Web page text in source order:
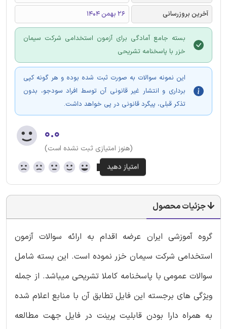
آخرین بروزرسانی
26 بهمن 1404
بسته جامع آمادگی برای آزمون استخدامی شرکت سیمان
خزر با پاسخنامه تشریحی
این نمونه سوالات به صورت ثبت شده بوده و هر گونه کپی
برداری و انتشار غیر قانونی آن توسط افراد سودجو، بدون
تذکر قبلی، پیگرد قانونی در پی خواهد داشت.
۰.۰
(هنوز امتیازی ثبت نشده است)
جزئیات محصول
گروه آموزشی ایران عرضه اقدام به ارائه سوالات آزمون
استخدامی شرکت سیمان خزر نموده است. این بسته شامل
سوالات عمومی با پاسخنامه کاملا تشریحی میباشد. از جمله
ویژگی های برجسته این فایل تطابق آن با منابع اعلام شده
به همراه دارا بودن قابلیت پرینت در فایل جهت مطالعه